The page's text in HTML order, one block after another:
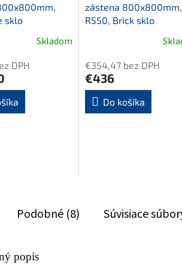
sklo
Skladom
DPH
zástena 800x800mm,
R550, Brick sklo
€354,47 bez DPH
€436
Do košíka
Podobné (8) Súvisiace
popis